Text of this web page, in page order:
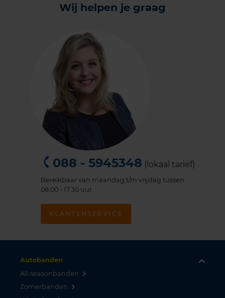
Wij helpen je graag
088 - 5945348 (lokaal tarief)
Bereikbaar van maandag t/m vrijdag tussen
08.00 - 17.30 uur.
KLANTENSERVICE
Autobanden
All-seasonbanden
Zomerbanden